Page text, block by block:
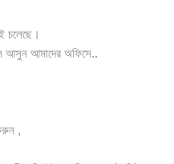
চলেছে।
আসুন আমাদের অফিসে..
,